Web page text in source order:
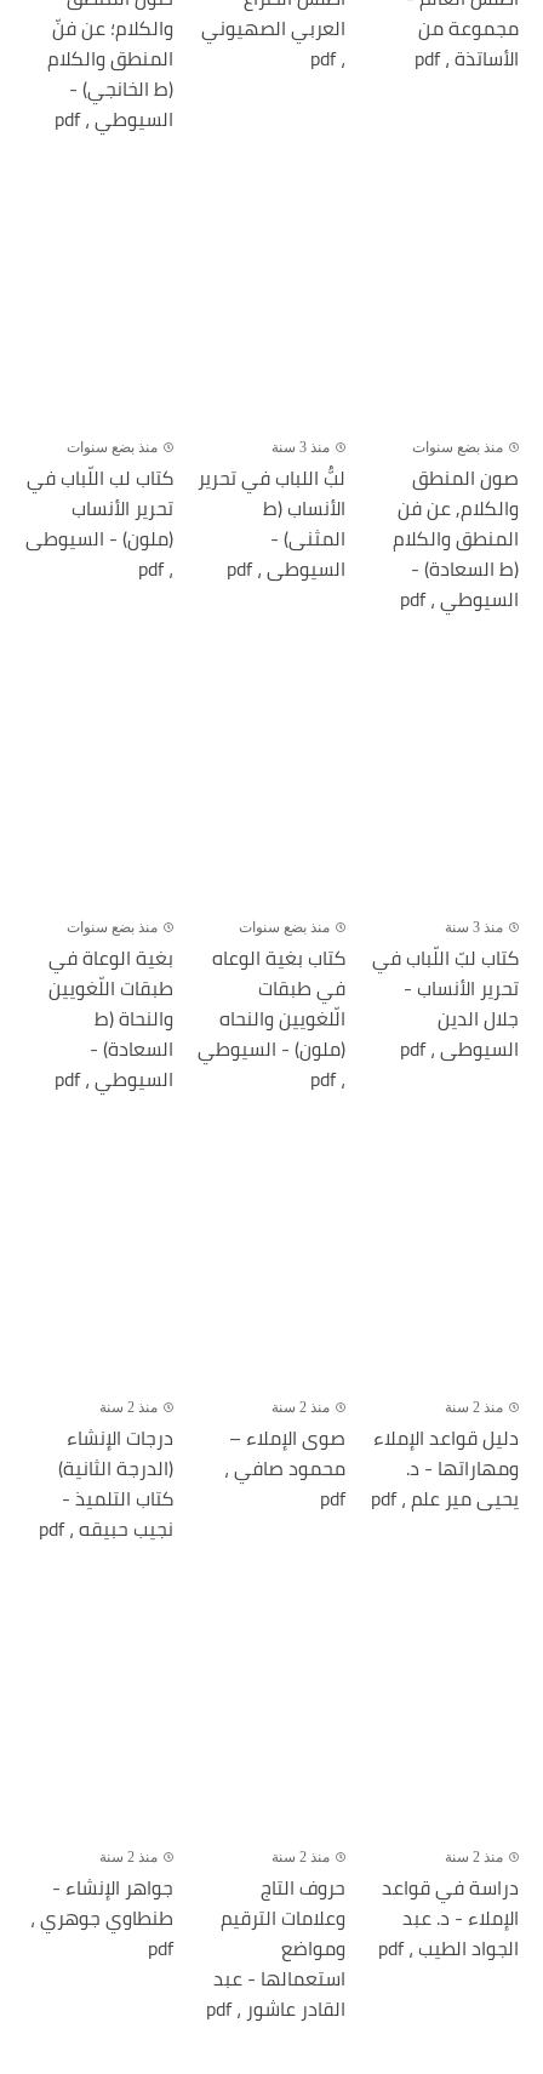
مجموعة من
الأساتذة ، pdf
العربي الصهيوني
، pdf
والكلام؛ عن فنّ
المنطق والكلام
(ط الخانجي) -
السيوطي ، pdf
منذ بضع سنوات
صون المنطق
والكلام, عن فن
المنطق والكلام
(ط السعادة) -
السيوطي ، pdf
منذ 3 سنة
لبُّ اللباب في تحرير
الأنساب (ط
المثنى) -
السيوطى ، pdf
منذ بضع سنوات
كتاب لب اللّباب في
تحرير الأنساب
(ملون) - السيوطى
، pdf
منذ 3 سنة
كتاب لبّ اللّباب في
تحرير الأنساب -
جلال الدين
السيوطى ، pdf
منذ بضع سنوات
كتاب بغية الوعاه
في طبقات
الّلغويين والنحاه
(ملون) - السيوطي
، pdf
منذ بضع سنوات
بغية الوعاة في
طبقات اللّغويين
والنحاة (ط
السعادة) -
السيوطي ، pdf
منذ 2 سنة
دليل قواعد الإملاء
ومهاراتها - د.
يحيى مير علم ، pdf
منذ 2 سنة
صوى الإملاء –
محمود صافي ،
pdf
منذ 2 سنة
درجات الإنشاء
(الدرجة الثانية)
كتاب التلميذ -
نجيب حبيقه ، pdf
منذ 2 سنة
دراسة في قواعد
الإملاء - د. عبد
الجواد الطيب ، pdf
منذ 2 سنة
حروف التاج
وعلامات الترقيم
ومواضع
استعمالها - عبد
القادر عاشور ، pdf
منذ 2 سنة
جواهر الإنشاء -
طنطاوي جوهري ،
pdf